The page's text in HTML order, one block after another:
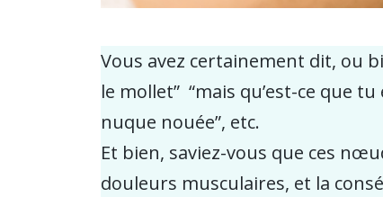
Vous avez certainement dit, ou
le mollet” “mais qu’est-ce que tu
nuque nouée”, etc.
Et bien, saviez-vous que ces
douleurs musculaires, et la